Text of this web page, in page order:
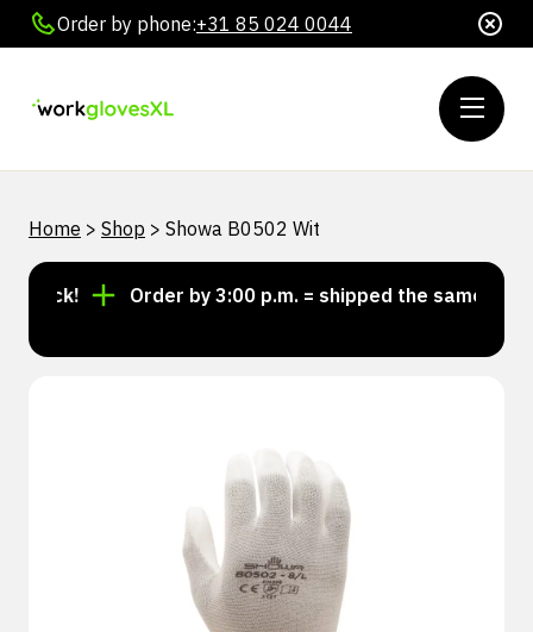
Order by phone:+31 85 024 0044
Home > Shop > Showa B0502 Wit
Order by 3:00 p.m. = shipped the same day